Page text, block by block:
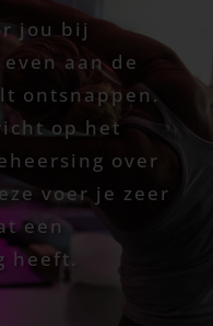
jou bij
aan de
ontsnappen.
op het
over
voer je zeer
een
heeft.